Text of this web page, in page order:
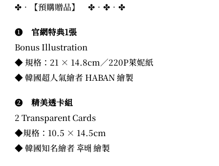
✤．【預購贈品】 ✤．✤．✤
❶ 官網特典1張
Bonus Illustration
◆ 規格：21 × 14.8cm／220P萊妮紙
◆ 韓國超人氣繪者 HABAN 繪製
❷ 精美透卡組
2 Transparent Cards
◆規格：10.5 × 14.5cm
◆ 韓國知名繪者 후배 繪製